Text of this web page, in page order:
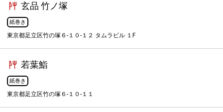
玄品 竹ノ塚
紙巻き
東京都足立区竹の塚６-１０-１２ タムラビル １F
若葉鮨
紙巻き
東京都足立区竹の塚６-１０-１１